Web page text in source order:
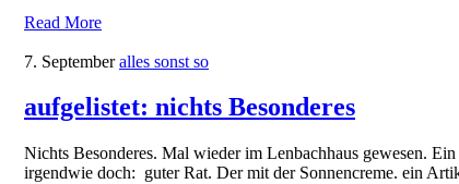
Read More
7. September alles sonst so
aufgelistet: nichts Besonderes
Nichts Besonderes. Mal wieder im Lenbachhaus gewesen.
irgendwie doch: guter Rat. Der mit der Sonnencreme. ein